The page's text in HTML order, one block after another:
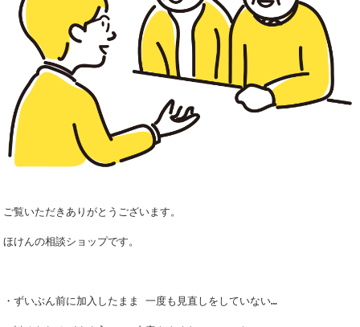
ご覧いただきありがとうございます。
ほけんの相談ショップです。
・ずいぶん前に加入したまま 一度も見直しをしていない…